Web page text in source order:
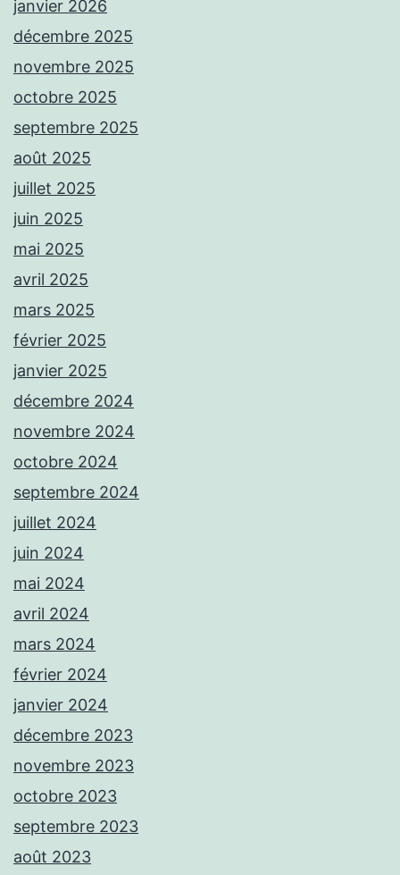
janvier 2026
décembre 2025
novembre 2025
octobre 2025
septembre 2025
août 2025
juillet 2025
juin 2025
mai 2025
avril 2025
mars 2025
février 2025
janvier 2025
décembre 2024
novembre 2024
octobre 2024
septembre 2024
juillet 2024
juin 2024
mai 2024
avril 2024
mars 2024
février 2024
janvier 2024
décembre 2023
novembre 2023
octobre 2023
septembre 2023
août 2023